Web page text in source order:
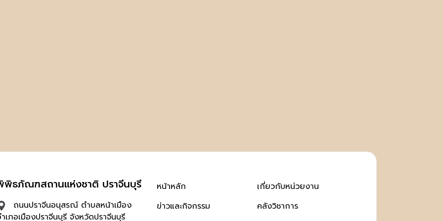
ธภัณฑสถานแห่งชาติ ปราจีนบุรี
ถนนปราจีนอนุสรณ์ ตำบลหน้าเมือง
เภอเมืองปราจีนบุรี จังหวัดปราจีนบุรี
หน้าหลัก
ข่าวและกิจกรรม
เกี่ยวกับหน่วยงาน
คลังวิชาการ